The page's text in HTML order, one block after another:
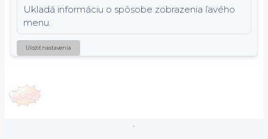
Ukladá informáciu o spôsobe zobrazenia ľavého
menu.
Uložiť nastavenia